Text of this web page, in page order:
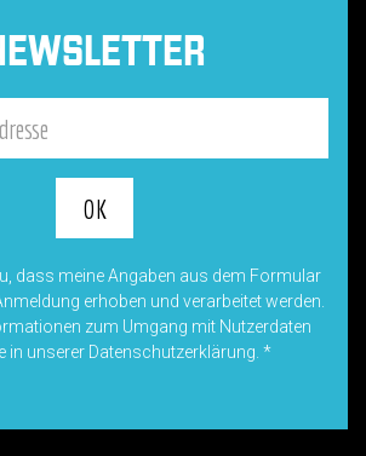
dass meine Angaben aus dem Formular
erhoben und verarbeitet werden.
zum Umgang mit Nutzerdaten
in unserer Datenschutzerklärung. *